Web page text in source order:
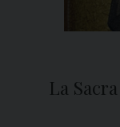
La